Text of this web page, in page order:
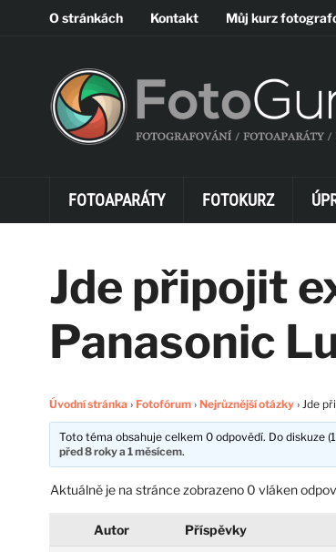
O stránkách Kontakt Můj kurz
FOTOAPARÁTY FOTOKURZ
Jde připojit
Panasonic
Úvodní stránka › Fotofórum › Nejrůznější otázky › Jde
Toto téma obsahuje celkem 0 odpovědí. Do diskuze
před 8 roky a 1 měsícem.
Aktuálně je na stránce zobrazeno 0 vláken
Autor Příspěvky